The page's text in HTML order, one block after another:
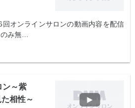
オンラインサロンの動画内容を配信
のみ無…
ン～紫
相性～